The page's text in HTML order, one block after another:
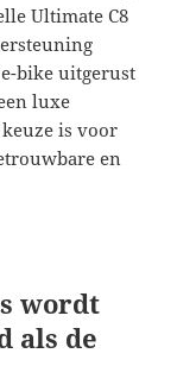
Ultimate C8
bike uitgerust
luxe
is voor
en
wordt
als de